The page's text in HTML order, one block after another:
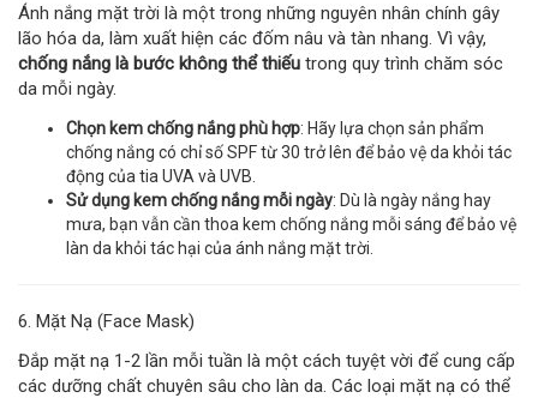
Ánh nắng mặt trời là một trong những nguyên nhân chính gây
lão hóa da, làm xuất hiện các đốm nâu và tàn nhang. Vì vậy,
chống nắng là bước không thể thiếu trong quy trình chăm sóc
da mỗi ngày.
Chọn kem chống nắng phù hợp: Hãy lựa chọn sản phẩm
chống nắng có chỉ số SPF từ 30 trở lên để bảo vệ da khỏi tác
động của tia UVA và UVB.
Sử dụng kem chống nắng mỗi ngày: Dù là ngày nắng hay
mưa, bạn vẫn cần thoa kem chống nắng mỗi sáng để bảo vệ
làn da khỏi tác hại của ánh nắng mặt trời.
6. Mặt Nạ (Face Mask)
Đắp mặt nạ 1-2 lần mỗi tuần là một cách tuyệt vời để cung cấp
các dưỡng chất chuyên sâu cho làn da. Các loại mặt nạ có thể